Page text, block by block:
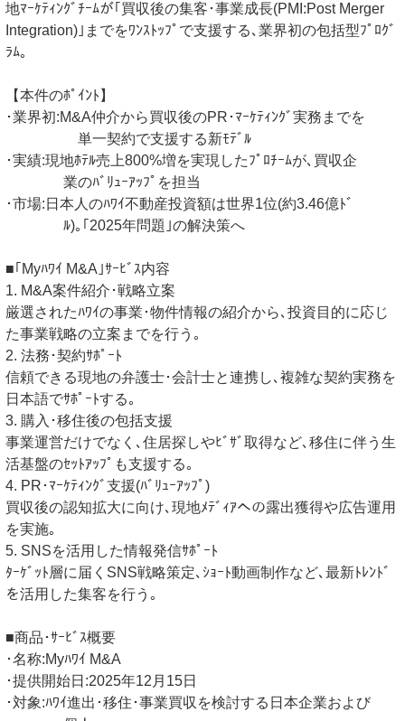
地ﾏｰｹﾃｨﾝｸﾞﾁｰﾑが｢買収後の集客･事業成長(PMI:Post Merger
Integration)｣までをﾜﾝｽﾄｯﾌﾟで支援する､業界初の包括型ﾌﾟﾛｸﾞ
ﾗﾑ｡
【本件のﾎﾟｲﾝﾄ】
･業界初:M&A仲介から買収後のPR･ﾏｰｹﾃｨﾝｸﾞ実務までを
単一契約で支援する新ﾓﾃﾞﾙ
･実績:現地ﾎﾃﾙ売上800%増を実現したﾌﾟﾛﾁｰﾑが､買収企
業のﾊﾞﾘｭｰｱｯﾌﾟを担当
･市場:日本人のﾊﾜｲ不動産投資額は世界1位(約3.46億ﾄﾞ
ﾙ)｡｢2025年問題｣の解決策へ
■｢Myﾊﾜｲ M&A｣ｻｰﾋﾞｽ内容
1. M&A案件紹介･戦略立案
厳選されたﾊﾜｲの事業･物件情報の紹介から､投資目的に応じ
た事業戦略の立案までを行う｡
2. 法務･契約ｻﾎﾟｰﾄ
信頼できる現地の弁護士･会計士と連携し､複雑な契約実務を
日本語でｻﾎﾟｰﾄする｡
3. 購入･移住後の包括支援
事業運営だけでなく､住居探しやﾋﾞｻﾞ取得など､移住に伴う生
活基盤のｾｯﾄｱｯﾌﾟも支援する｡
4. PR･ﾏｰｹﾃｨﾝｸﾞ支援(ﾊﾞﾘｭｰｱｯﾌﾟ)
買収後の認知拡大に向け､現地ﾒﾃﾞｨｱへの露出獲得や広告運用
を実施｡
5. SNSを活用した情報発信ｻﾎﾟｰﾄ
ﾀｰｹﾞｯﾄ層に届くSNS戦略策定､ｼｮｰﾄ動画制作など､最新ﾄﾚﾝﾄﾞ
を活用した集客を行う｡
■商品･ｻｰﾋﾞｽ概要
･名称:Myﾊﾜｲ M&A
･提供開始日:2025年12月15日
･対象:ﾊﾜｲ進出･移住･事業買収を検討する日本企業および